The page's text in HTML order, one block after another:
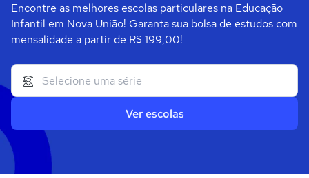
Encontre as melhores escolas particulares na Educação
Infantil em Nova União! Garanta sua bolsa de estudos com
mensalidade a partir de R$ 199,00!
Ver escolas